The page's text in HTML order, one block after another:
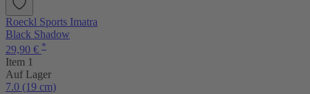
Roeckl Sports Imatra
Black Shadow
29,90 € *
Item 1
Auf Lager
7.0 (19 cm)